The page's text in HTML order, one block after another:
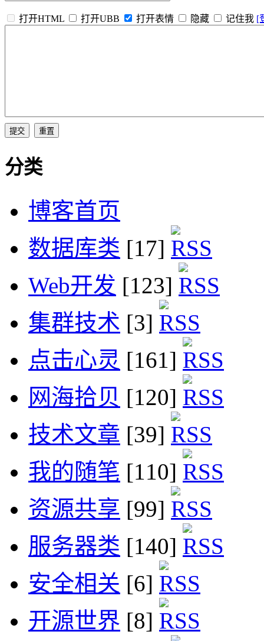
打开HTML 打开UBB 打开表情 隐藏 记住我 [
分类
博客首页
数据库类 [17]
Web开发 [123]
集群技术 [3]
点击心灵 [161]
网海拾贝 [120]
技术文章 [39]
我的随笔 [110]
资源共享 [99]
服务器类 [140]
安全相关 [6]
开源世界 [8]